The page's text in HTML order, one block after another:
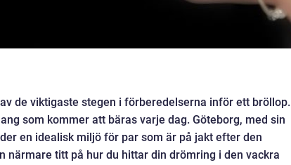
de viktigaste stegen i förberedelserna inför ett bröllop.
som kommer att bäras varje dag. Göteborg, med sin
en idealisk miljö för par som är på jakt efter den
närmare titt på hur du hittar din drömring i den vackra